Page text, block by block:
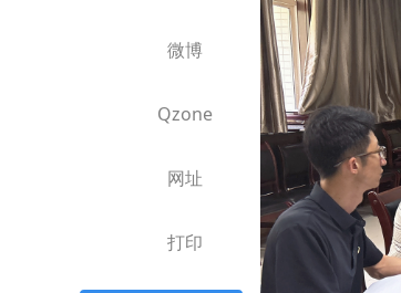
微博
Qzone
网址
打印